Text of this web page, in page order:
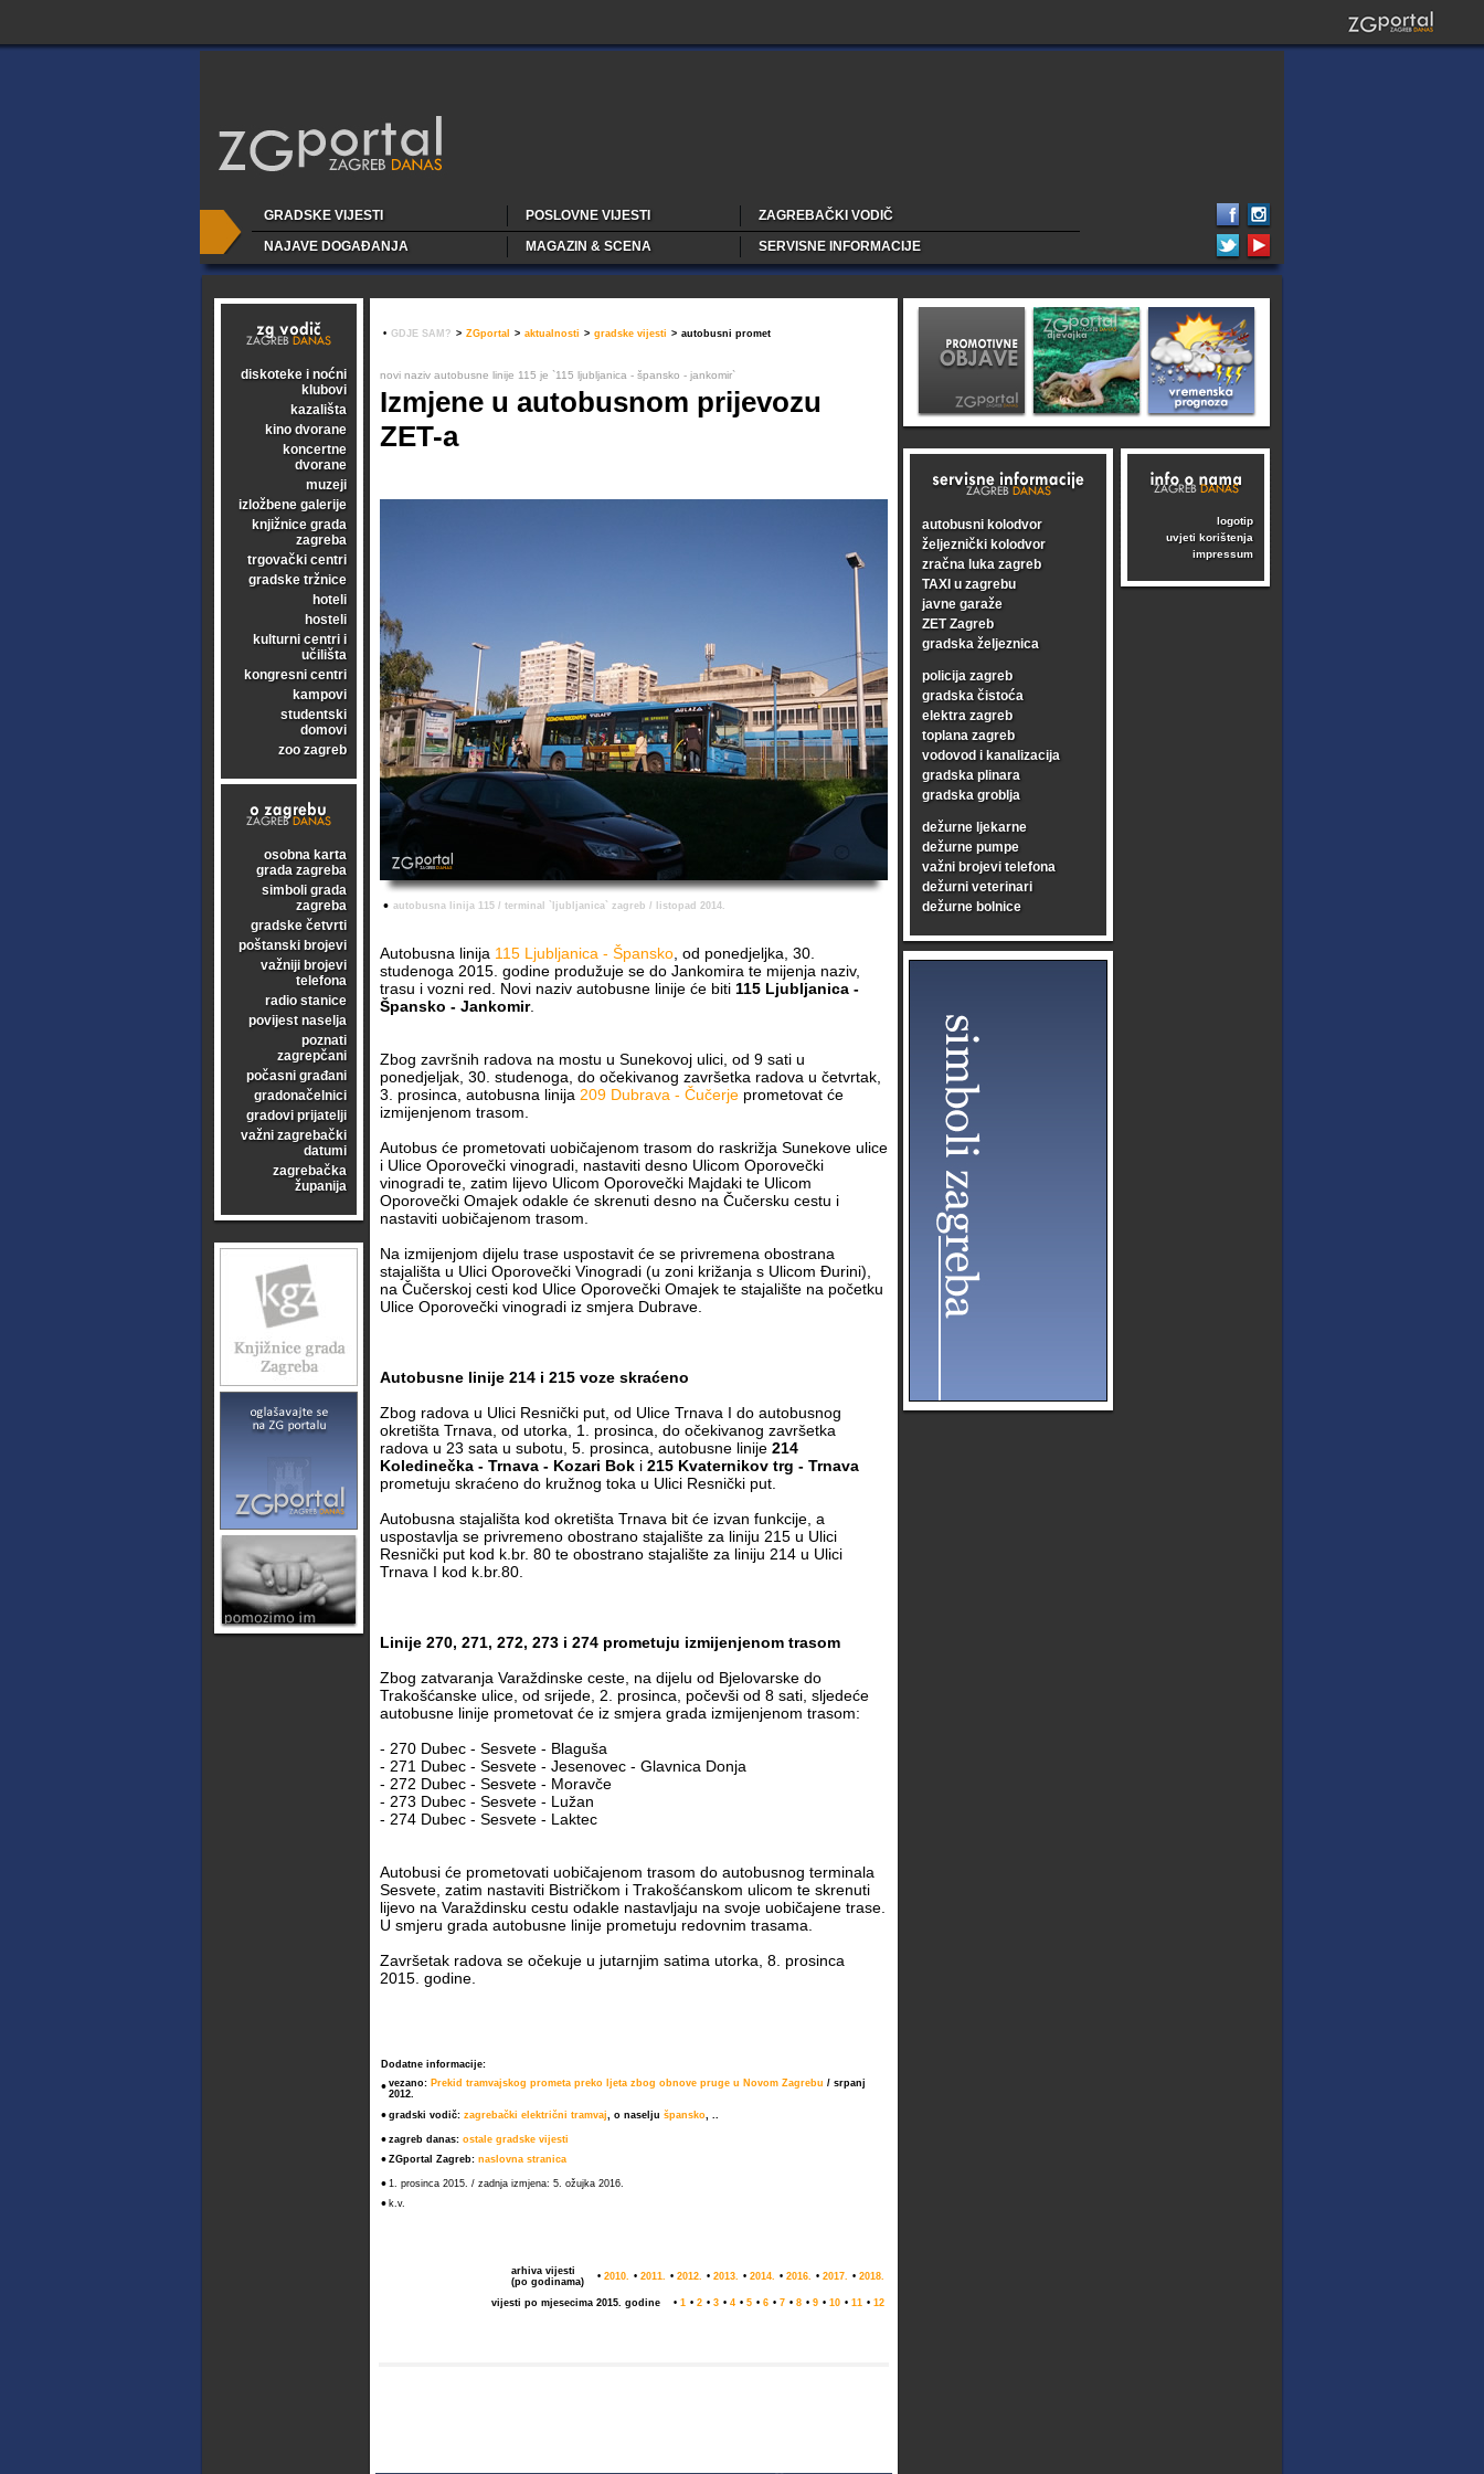
GRADSKE VIJESTI POSLOVNE VIJESTI
ZAGREBAČKI VODIČ
NAJAVE DOGAĐANJA
MAGAZIN & SCENA SERVISNE INFORMACIJE
diskoteke i noćni
klubovi
kazališta
kino dvorane
koncertne
dvorane
muzeji
izložbene galerije
knjižnice grada
zagreba
trgovački centri
gradske tržnice
hoteli
hosteli
kulturni centri i
učilišta
kongresni centri
kampovi
studentski
domovi
zoo zagreb
osobna karta
grada zagreba
simboli grada
zagreba
gradske četvrti
poštanski brojevi
važniji brojevi
telefona
radio stanice
povijest naselja
poznati
zagrepčani
počasni građani
gradonačelnici
gradovi prijatelji
važni zagrebački
datumi
zagrebačka
županija
• GDJE SAM? > ZGportal > aktualnosti > gradske vijesti > autobusni promet
novi naziv autobusne linije 115 je `115 ljubljanica - špansko - jankomir`
Izmjene u autobusnom prijevozu
ZET-a
• autobusna linija 115 / terminal `ljubljanica` zagreb / listopad 2014.
Autobusna linija 115 Ljubljanica - Špansko , od ponedjeljka, 30.
studenoga 2015. godine produžuje se do Jankomira te mijenja naziv,
trasu i vozni red. Novi naziv autobusne linije će biti 115 Ljubljanica -
Špansko - Jankomir.
Zbog završnih radova na mostu u Sunekovoj ulici, od 9 sati u
ponedjeljak, 30. studenoga, do očekivanog završetka radova u četvrtak,
3. prosinca, autobusna linija 209 Dubrava - Čučerje prometovat će
izmijenjenom trasom.
Autobus će prometovati uobičajenom trasom do raskrižja Sunekove ulice
i Ulice Oporovečki vinogradi, nastaviti desno Ulicom Oporovečki
vinogradi te, zatim lijevo Ulicom Oporovečki Majdaki te Ulicom
Oporovečki Omajek odakle će skrenuti desno na Čučersku cestu i
nastaviti uobičajenom trasom.
Na izmijenjom dijelu trase uspostavit će se privremena obostrana
stajališta u Ulici Oporovečki Vinogradi (u zoni križanja s Ulicom Đurini),
na Čučerskoj cesti kod Ulice Oporovečki Omajek te stajalište na početku
Ulice Oporovečki vinogradi iz smjera Dubrave.
Autobusne linije 214 i 215 voze skraćeno
Zbog radova u Ulici Resnički put, od Ulice Trnava I do autobusnog
okretišta Trnava, od utorka, 1. prosinca, do očekivanog završetka
radova u 23 sata u subotu, 5. prosinca, autobusne linije 214
Koledinečka - Trnava - Kozari Bok i 215 Kvaternikov trg - Trnava
prometuju skraćeno do kružnog toka u Ulici Resnički put.
Autobusna stajališta kod okretišta Trnava bit će izvan funkcije, a
uspostavlja se privremeno obostrano stajalište za liniju 215 u Ulici
Resnički put kod k.br. 80 te obostrano stajalište za liniju 214 u Ulici
Trnava I kod k.br.80.
Linije 270, 271, 272, 273 i 274 prometuju izmijenjenom trasom
Zbog zatvaranja Varaždinske ceste, na dijelu od Bjelovarske do
Trakošćanske ulice, od srijede, 2. prosinca, počevši od 8 sati, sljedeće
autobusne linije prometovat će iz smjera grada izmijenjenom trasom:
- 270 Dubec - Sesvete - Blaguša
- 271 Dubec - Sesvete - Jesenovec - Glavnica Donja
- 272 Dubec - Sesvete - Moravče
- 273 Dubec - Sesvete - Lužan
- 274 Dubec - Sesvete - Laktec
Autobusi će prometovati uobičajenom trasom do autobusnog terminala
Sesvete, zatim nastaviti Bistričkom i Trakošćanskom ulicom te skrenuti
lijevo na Varaždinsku cestu odakle nastavljaju na svoje uobičajene trase.
U smjeru grada autobusne linije prometuju redovnim trasama.
Završetak radova se očekuje u jutarnjim satima utorka, 8. prosinca
2015. godine.
Dodatne informacije:
• vezano: Prekid tramvajskog prometa preko ljeta zbog obnove pruge u Novom Zagrebu / srpanj
2012.
• gradski vodič: zagrebački električni tramvaj, o naselju špansko, ..
• zagreb danas: ostale gradske vijesti
• ZGportal Zagreb: naslovna stranica
• 1. prosinca 2015. / zadnja izmjena: 5. ožujka 2016.
• k.v.
arhiva vijesti
(po godinama)
• 2010. • 2011. • 2012. • 2013. • 2014. • 2016. • 2017. • 2018.
vijesti po mjesecima 2015. godine • 1 • 2 • 3 • 4 • 5 • 6 • 7 • 8 • 9 • 10 • 11 • 12
autobusni kolodvor
željeznički kolodvor
zračna luka zagreb
TAXI u zagrebu
javne garaže
ZET Zagreb
gradska željeznica
policija zagreb
gradska čistoća
elektra zagreb
toplana zagreb
vodovod i kanalizacija
gradska plinara
gradska groblja
dežurne ljekarne
dežurne pumpe
važni brojevi telefona
dežurni veterinari
dežurne bolnice
logotip
uvjeti korištenja
impressum